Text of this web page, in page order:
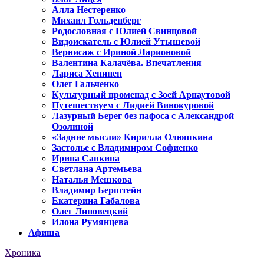
Алла Нестеренко
Михаил Гольденберг
Родословная с Юлией Свинцовой
Видоискатель с Юлией Утышевой
Вернисаж с Ириной Ларионовой
Валентина Калачёва. Впечатления
Лариса Хенинен
Олег Гальченко
Культурный променад с Зоей Арнаутовой
Путешествуем с Лидией Винокуровой
Лазурный Берег без пафоса с Александрой
Озолиной
«Задние мысли» Кирилла Олюшкина
Застолье с Владимиром Софиенко
Ирина Савкина
Светлана Артемьева
Наталья Мешкова
Владимир Берштейн
Екатерина Габалова
Олег Липовецкий
Илона Румянцева
Афиша
Хроника